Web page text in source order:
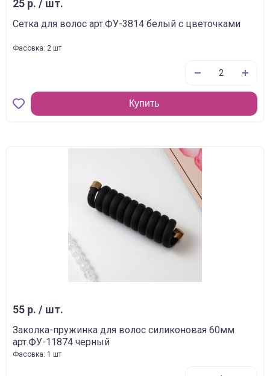
25 р. / шт.
Сетка для волос арт.ФУ-3814 белый с цветочками
Фасовка: 2 шт
Купить
55 р. / шт.
Заколка-пружинка для волос силиконовая 60мм
арт.ФУ-11874 черный
Фасовка: 1 шт